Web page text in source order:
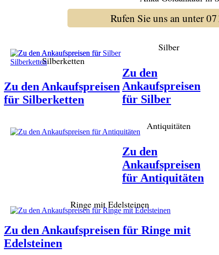
Rufen Sie uns an unter
Silberketten
Zu den Ankaufspreisen
für Silberketten
Silber
Zu den
Ankaufspreisen
für Silber
Antiquitäten
Zu den
Ankaufspreisen
für Antiquitäten
Ringe mit Edelsteinen
Zu den Ankaufspreisen für Ringe mit
Edelsteinen